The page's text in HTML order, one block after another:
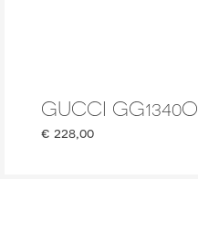
GUCCI GG1340O
€ 228,00